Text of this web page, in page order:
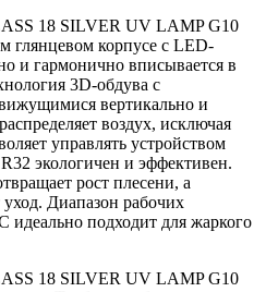
18 SILVER UV LAMP G10
глянцевом корпусе с LED-
и гармонично вписывается в
3D-обдува с
вертикально и
воздух, исключая
управлять устройством
экологичен и эффективен.
рост плесени, а
Диапазон рабочих
идеально подходит для жаркого
18 SILVER UV LAMP G10